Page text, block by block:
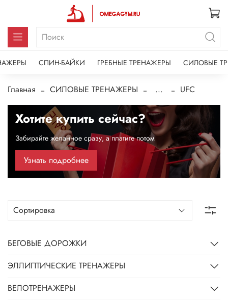
СПИН-БАЙКИ ГРЕБНЫЕ ТРЕНАЖЕРЫ СИЛОВЫЕ
Главная СИЛОВЫЕ ТРЕНАЖЕРЫ ... UFC
Хотите купить сейчас?
Забирайте желанное сразу, а платите потом
Узнать подробнее
БЕГОВЫЕ ДОРОЖКИ
ЭЛЛИПТИЧЕСКИЕ ТРЕНАЖЕРЫ
ВЕЛОТРЕНАЖЕРЫ